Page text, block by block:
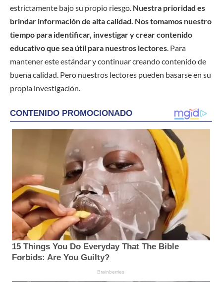
estrictamente bajo su propio riesgo. Nuestra prioridad es
brindar información de alta calidad. Nos tomamos nuestro
tiempo para identificar, investigar y crear contenido
educativo que sea útil para nuestros lectores. Para
mantener este estándar y continuar creando contenido de
buena calidad. Pero nuestros lectores pueden basarse en su
propia investigación.